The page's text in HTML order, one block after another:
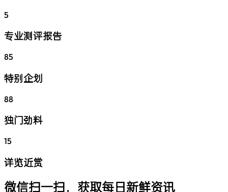
5
专业测评报告
85
特别企划
88
独门劲料
15
详览近赏
微信扫一扫，获取每日新鲜资讯